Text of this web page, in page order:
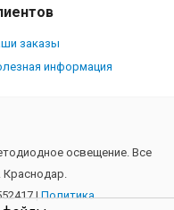
заказы
информация
освещение. Все
Краснодар.
|Политика